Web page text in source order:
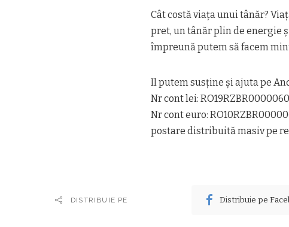
Cât costă viața unui tânăr?
pret, un tânăr plin de energie
împreună putem să facem
Il putem susține şi ajuta pe
Nr cont lei:
Nr cont euro:
postare distribuită masiv pe
DISTRIBUIE PE Distribuie pe